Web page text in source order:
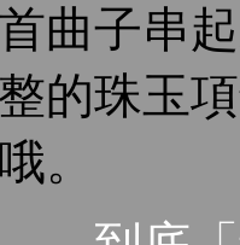
曲子串
整的珠玉
哦。